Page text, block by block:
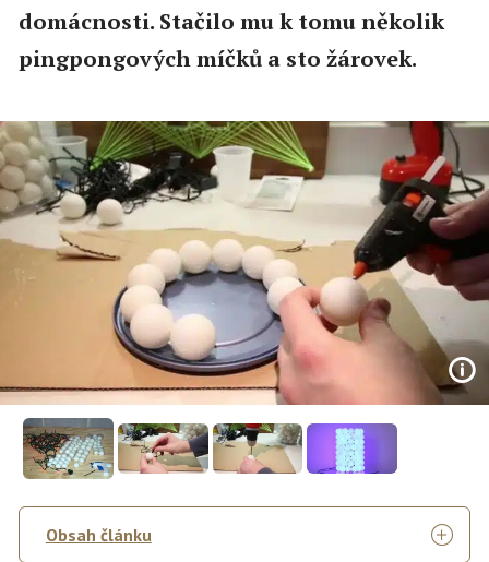
domácnosti. Stačilo mu k tomu několik
pingpongových míčků a sto žárovek.
Obsah článku